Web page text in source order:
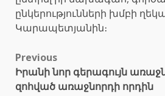
ընկերությունների խմբի
Կարապետյանին։
Post
navigation
Previous
Իրանի նոր գերագույն
զոհված առաջնորդի որդին